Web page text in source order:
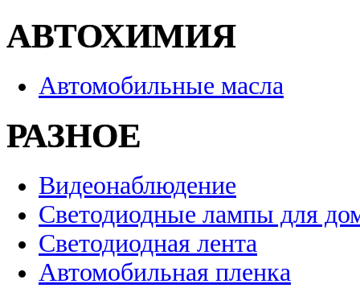
АВТОХИМИЯ
Автомобильные масла
РАЗНОЕ
Видеонаблюдение
Светодиодные лампы для
Светодиодная лента
Автомобильная пленка